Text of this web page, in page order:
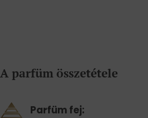
A parfüm összetétele
Parfüm fej: